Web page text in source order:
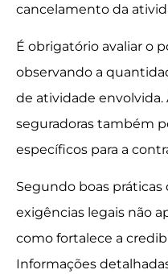
cancelamento da
É obrigatório avaliar o
observando a
de atividade envolvida.
seguradoras também
específicos para a
Segundo boas práticas
exigências legais não
como fortalece a
Informações